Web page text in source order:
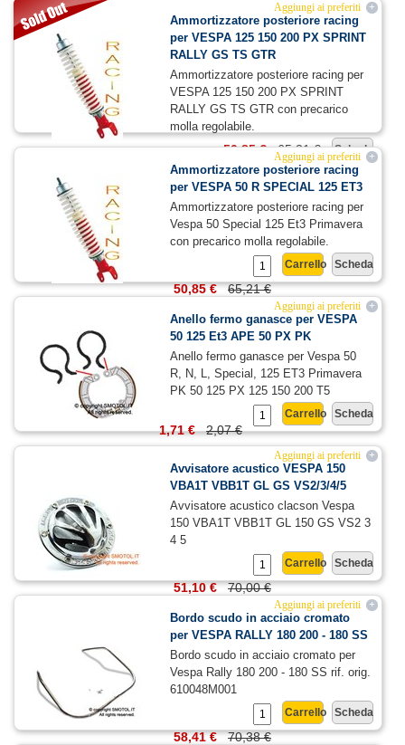
+
Aggiungi ai preferiti
Ammortizzatore posteriore racing
per VESPA 125 150 200 PX SPRINT
RALLY GS TS GTR
Ammortizzatore posteriore racing per
VESPA 125 150 200 PX SPRINT
RALLY GS TS GTR con precarico
molla regolabile.
Scheda
65,21 €
50,85 € +
Aggiungi ai preferiti
Ammortizzatore posteriore racing
per VESPA 50 R SPECIAL 125 ET3
Ammortizzatore posteriore racing per
Vespa 50 Special 125 Et3 Primavera
con precarico molla regolabile.
Scheda
Carrello
65,21 €
50,85 €
+
Aggiungi ai preferiti
Anello fermo ganasce per VESPA
50 125 Et3 APE 50 PX PK
Anello fermo ganasce per Vespa 50
R, N, L, Special, 125 ET3 Primavera
PK 50 125 PX 125 150 200 T5
Scheda
Carrello
2,07 €
1,71 €
+
Aggiungi ai preferiti
Avvisatore acustico VESPA 150
VBA1T VBB1T GL GS VS2/3/4/5
Avvisatore acustico clacson Vespa
150 VBA1T VBB1T GL 150 GS VS2 3
4 5
Scheda
Carrello
70,00 €
51,10 €
+
Aggiungi ai preferiti
Bordo scudo in acciaio cromato
per VESPA RALLY 180 200 - 180 SS
Bordo scudo in acciaio cromato per
Vespa Rally 180 200 - 180 SS rif. orig.
610048M001
Scheda
Carrello
70,38 €
58,41 €